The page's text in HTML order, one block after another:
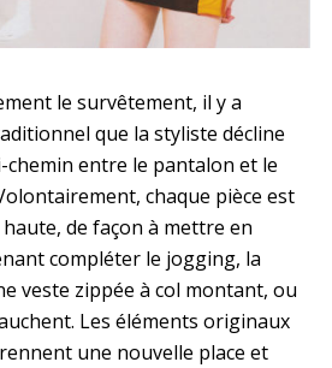
le survêtement, il y a
que la styliste décline
chemin entre le pantalon et le
chaque pièce est
de façon à mettre en
compléter le jogging, la
veste zippée à col montant, ou
Les éléments originaux
une nouvelle place et